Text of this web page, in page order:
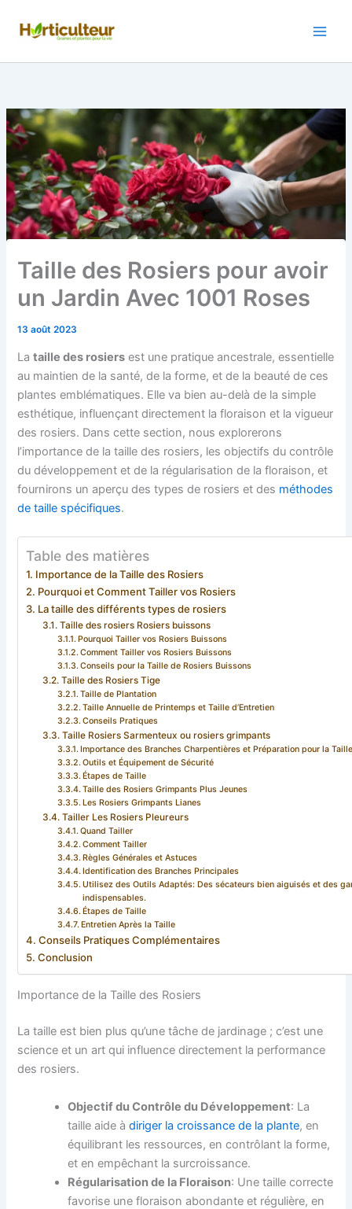
Taille des Rosiers pour avoir
un Jardin Avec 1001 Roses
13 août 2023
Lataille des rosiers est une pratique ancestrale, essentielle
au maintien de la santé, de la forme, et de la beauté de ces
plantes emblématiques. Elle va bien au-delà de la simple
esthétique, influençant directement la floraison et la vigueur
des rosiers. Dans cette section, nous explorerons
l’importance de la taille des rosiers, les objectifs du contrôle
du développement et de la régularisation de la floraison, et
fournirons un aperçu des types de rosiers et des méthodes
de taille spécifiques.
Table des matières
Importance de la Taille des Rosiers
Pourquoi et Comment Tailler vos Rosiers
La taille des différents types de rosiers
Taille des rosiers Rosiers buissons
Pourquoi Tailler vos Rosiers Buissons
Comment Tailler vos Rosiers Buissons
Conseils pour la Taille de Rosiers Buissons
Taille des Rosiers Tige
Taille de Plantation
Taille Annuelle de Printemps et Taille d’Entretien
Conseils Pratiques
Taille Rosiers Sarmenteux ou rosiers grimpants
Importance des Branches Charpentières et Préparation pour la
Outils et Équipement de Sécurité
Étapes de Taille
Taille des Rosiers Grimpants Plus Jeunes
Les Rosiers Grimpants Lianes
Tailler Les Rosiers Pleureurs
Quand Tailler
Comment Tailler
Règles Générales et Astuces
Identification des Branches Principales
Utilisez des Outils Adaptés: Des sécateurs bien aiguisés et des
indispensables.
Étapes de Taille
Entretien Après la Taille
Conseils Pratiques Complémentaires
Conclusion
Importance de la Taille des Rosiers
La taille est bien plus qu’une tâche de jardinage ; c’est une
science et un art qui influence directement la performance
des rosiers.
Objectif du Contrôle du Développement: La
taille aide àdiriger la croissance de la plante, en
équilibrant les ressources, en contrôlant la forme,
et en empêchant la surcroissance.
Régularisation de la Floraison: Une taille correcte
favorise une floraison abondante et régulière, en